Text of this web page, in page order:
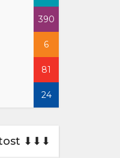
390
6
81
24
⬇︎⬇︎⬇︎